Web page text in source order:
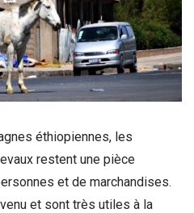
éthiopiennes, les
restent une pièce
et de marchandises.
et sont très utiles à la